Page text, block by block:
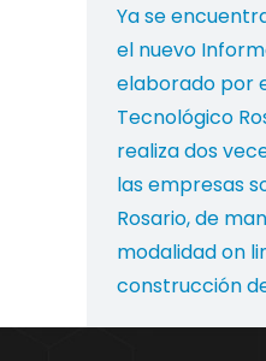
Ya se
el nuevo
elaborado por
Tecnológico
realiza dos
las empresas
Rosario, de
modalidad on
construcción